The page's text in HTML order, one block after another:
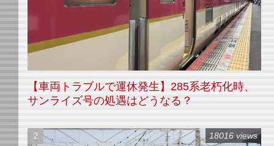
【車両トラブルで運休発生】285系老朽化時、
サンライズ号の処遇はどうなる？
18016 views